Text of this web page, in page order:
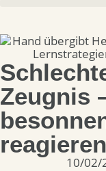
Zeugnis
10/02/